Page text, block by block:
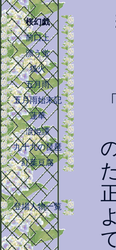
桜幻戯
前口上
漂う蛍
狐火
五月雨
五月雨始末記
蓮華
涙姫譚
九十九の琵琶
紅葉豆腐
登場人物一覧